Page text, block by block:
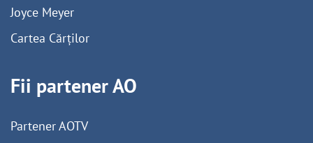
Joyce Meyer
Cartea Cărților
Fii partener AO
Partener AOTV